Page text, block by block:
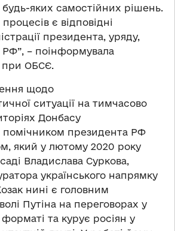
яких самостійних рішень.
є відповідні
президента, уряду,
РФ”, – поінформувала
при ОБСЄ.
щодо
ситуації на тимчасово
Донбасу
помічником президента РФ
який у лютому 2020 року
Владислава Суркова,
українського напрямку
нині є головним
Путіна на переговорах у
та курує росіян у